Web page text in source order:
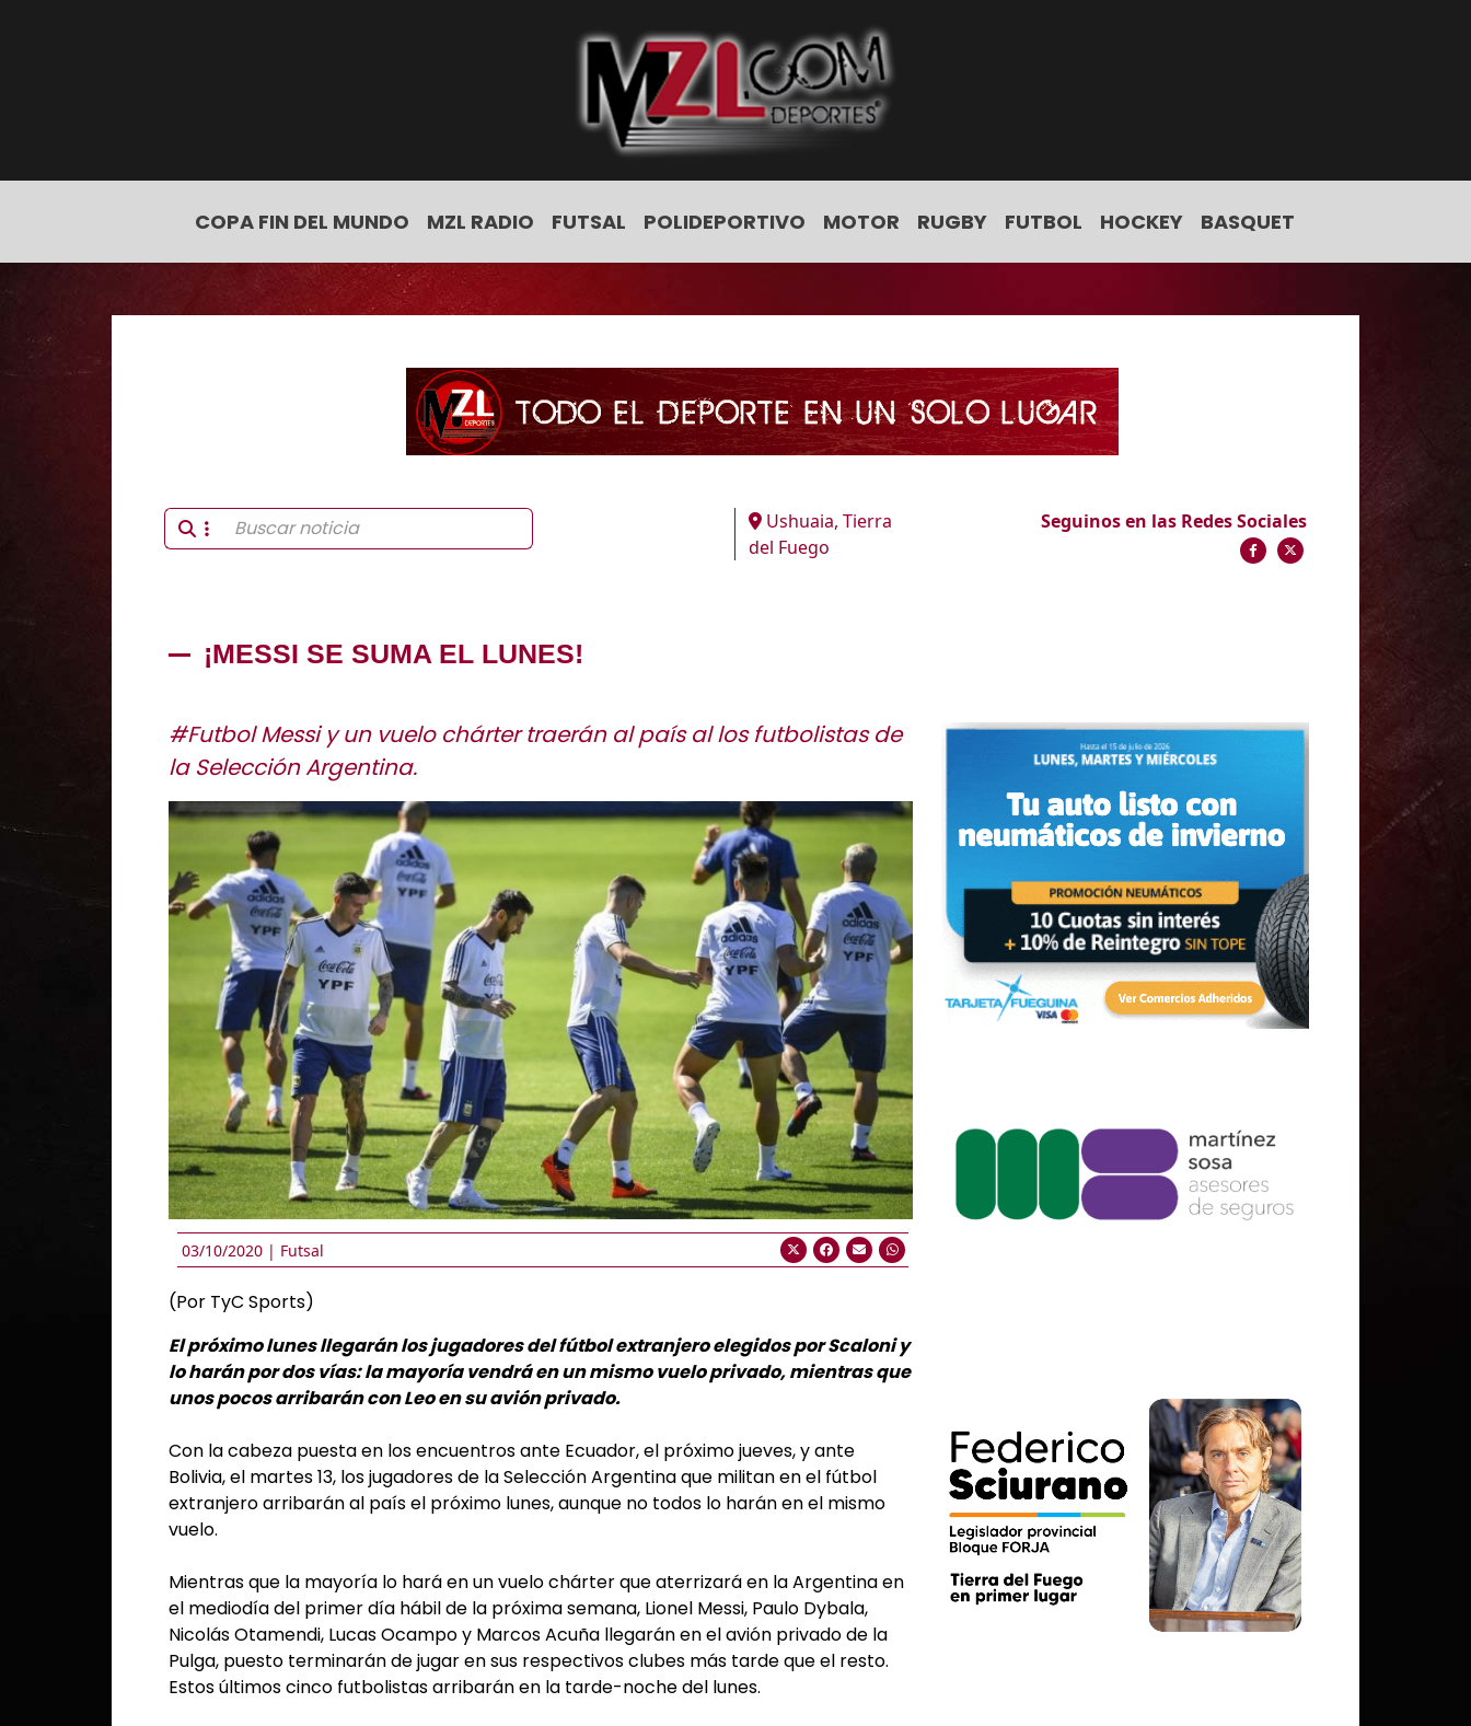
COPA FIN DEL MUNDO MZL RADIO FUTSAL POLIDEPORTIVO MOTOR RUGBY FUTBOL HOCKEY BASQUET
Ushuaia, Tierra
del Fuego
Seguinos en las Redes Sociales
¡MESSI SE SUMA EL LUNES!
#Futbol Messi y un vuelo chárter traerán al país al los futbolistas de
la Selección Argentina.
03/10/2020 | Futsal
(Por TyC Sports)
El próximo lunes llegarán los jugadores del fútbol extranjero elegidos por Scaloni y
lo harán por dos vías: la mayoría vendrá en un mismo vuelo privado, mientras que
unos pocos arribarán con Leo en su avión privado.
Con la cabeza puesta en los encuentros ante Ecuador, el próximo jueves, y ante
Bolivia, el martes 13, los jugadores de la Selección Argentina que militan en el fútbol
extranjero arribarán al país el próximo lunes, aunque no todos lo harán en el mismo
vuelo.
Mientras que la mayoría lo hará en un vuelo chárter que aterrizará en la Argentina en
el mediodía del primer día hábil de la próxima semana, Lionel Messi, Paulo Dybala,
Nicolás Otamendi, Lucas Ocampo y Marcos Acuña llegarán en el avión privado de la
Pulga, puesto terminarán de jugar en sus respectivos clubes más tarde que el resto.
Estos últimos cinco futbolistas arribarán en la tarde-noche del lunes.